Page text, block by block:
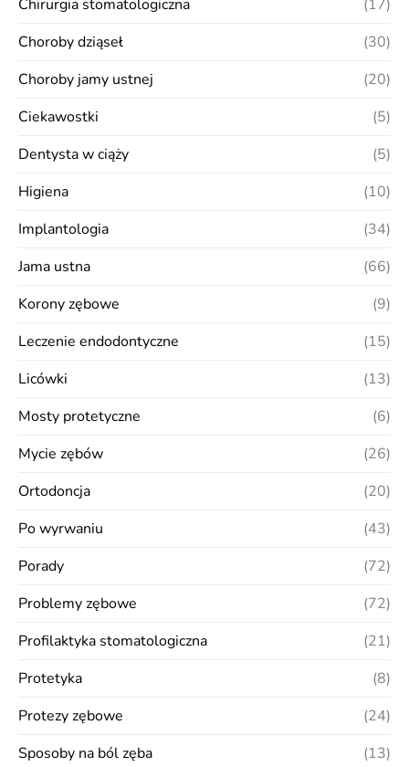
Chirurgia stomatologiczna
(17)
Choroby dziąseł
(30)
Choroby jamy ustnej
(20)
Ciekawostki
(5)
Dentysta w ciąży
(5)
Higiena
(10)
Implantologia
(34)
Jama ustna
(66)
Korony zębowe
(9)
Leczenie endodontyczne
(15)
Licówki
(13)
Mosty protetyczne
(6)
Mycie zębów
(26)
Ortodoncja
(20)
Po wyrwaniu
(43)
Porady
(72)
Problemy zębowe
(72)
Profilaktyka stomatologiczna
(21)
Protetyka
(8)
Protezy zębowe
(24)
Sposoby na ból zęba
(13)